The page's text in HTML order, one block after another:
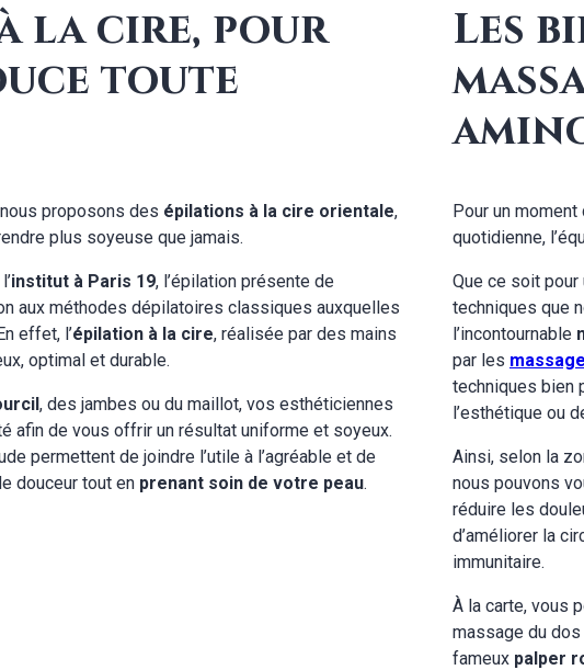
la cire, pour
toute
proposons des épilations à la cire orientale,
plus soyeuse que jamais.
institut à Paris 19, l’épilation présente de
aux méthodes dépilatoires classiques auxquelles
effet, l’épilation à la cire, réalisée par des mains
optimal et durable.
, des jambes ou du maillot, vos esthéticiennes
afin de vous offrir un résultat uniforme et soyeux.
permettent de joindre l’utile à l’agréable et de
douceur tout en prenant soin de votre peau.
Les
Pour un
quotidienne,
Que ce soit pour
techniques que
l’incontournable
par les
techniques bien
l’esthétique ou
Ainsi, selon la
nous pouvons
réduire les
d’améliorer la
immunitaire.
À la carte, vous
massage du dos
fameux palper